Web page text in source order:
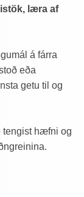
læra af
á fárra
eða
getu til og
tengist hæfni og